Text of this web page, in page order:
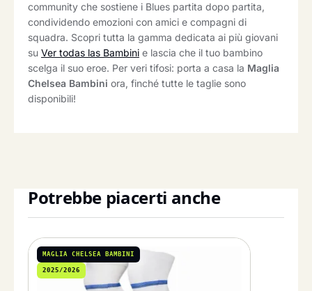
community che sostiene i Blues partita dopo partita,
condividendo emozioni con amici e compagni di
squadra. Scopri tutta la gamma dedicata ai più giovani
su Ver todas las Bambini e lascia che il tuo bambino
scelga il suo eroe. Per veri tifosi: porta a casa la Maglia
Chelsea Bambini ora, finché tutte le taglie sono
disponibili!
Potrebbe piacerti anche
MAGLIA CHELSEA BAMBINI
2025/2026